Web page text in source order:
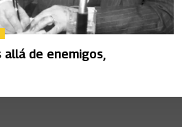
allá de enemigos,